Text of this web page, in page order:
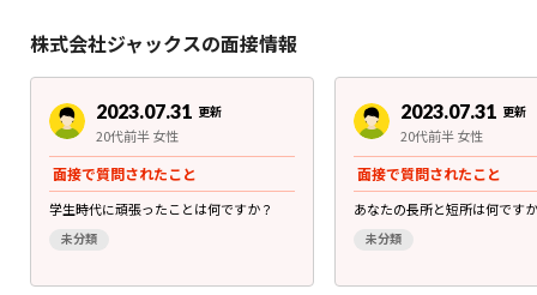
株式会社ジャックスの面接情報
2023.07.31 更新
20代前半 女性
面接で質問されたこと
学生時代に頑張ったことは何ですか？
未分類
2023.07.31 更新
20代前半 女性
面接で質問されたこと
あなたの長所と短所は何です
未分類